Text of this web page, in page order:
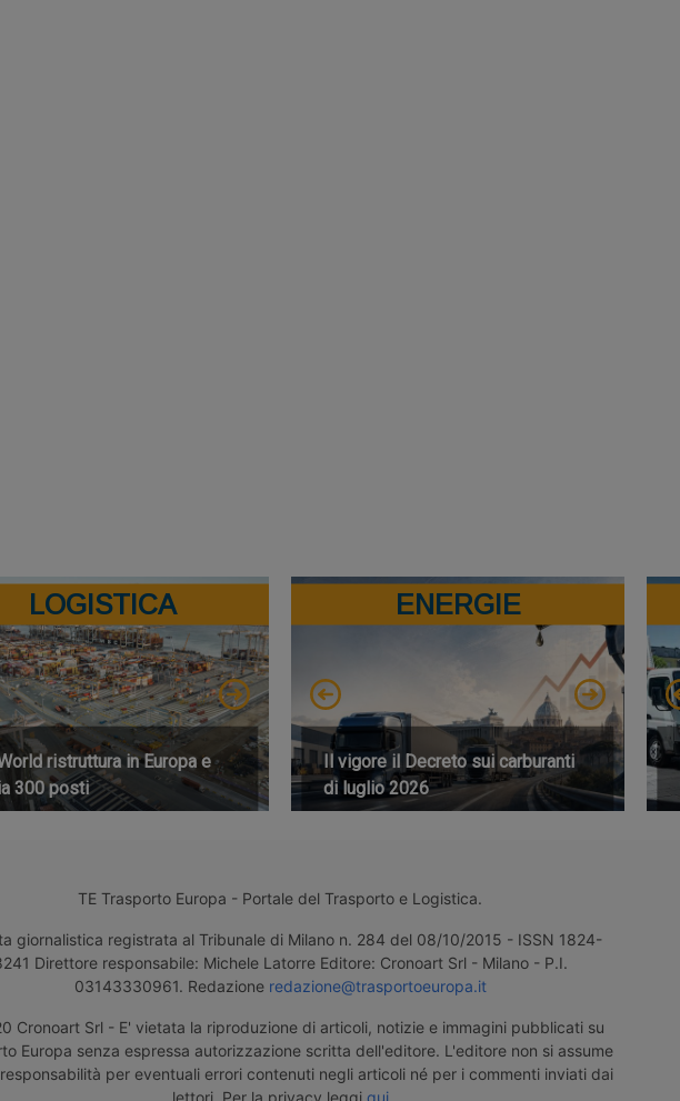
LOGISTICA
ristruttura in Europa e
300 posti
ENERGIE
Il vigore il Decreto sui carburanti
di luglio 2026
TE Trasporto Europa - Portale del Trasporto e Logistica.
giornalistica registrata al Tribunale di Milano n. 284 del 08/10/2015 - ISSN 1824-
Direttore responsabile: Michele Latorre Editore: Cronoart Srl - Milano - P.I.
03143330961. Redazione redazione@trasportoeuropa.it
Cronoart Srl - E' vietata la riproduzione di articoli, notizie e immagini pubblicati su
Europa senza espressa autorizzazione scritta dell'editore. L'editore non si assume
per eventuali errori contenuti negli articoli né per i commenti inviati dai
lettori. Per la privacy leggi qui